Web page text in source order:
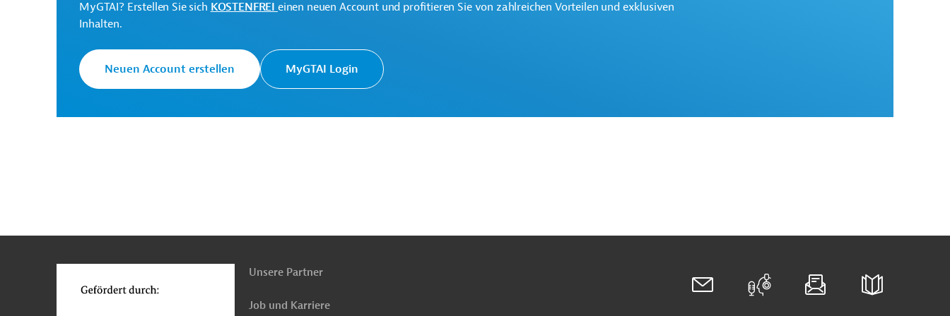
Mexiko Abfallentsorgung, Recycling
MyGTAI? Erstellen Sie sich KOSTENFREI einen neuen Account und profitieren Sie von zahlreichen Vorteilen und exklusiven
Inhalten.
Neuen Account erstellen MyGTAI Login
oben
Unsere Partner
Job und Karriere